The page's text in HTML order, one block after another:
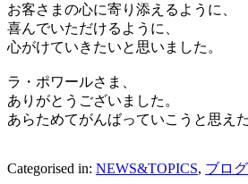
お客さまの心に寄り添えるように、
喜んでいただけるように、
心がけていきたいと思いました。
ラ・ポワールさま、
ありがとうございました。
あらためてがんばっていこうと思え
Categorised in: NEWS&TOPICS, ブログ